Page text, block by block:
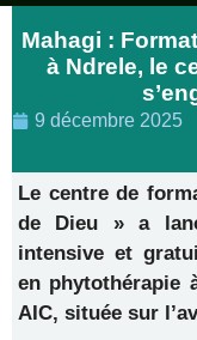
Mahagi :
à Ndrele, le
9 décembre 2025
Le centre de
de Dieu » a
intensive et
en phytothérapie
AIC, située sur